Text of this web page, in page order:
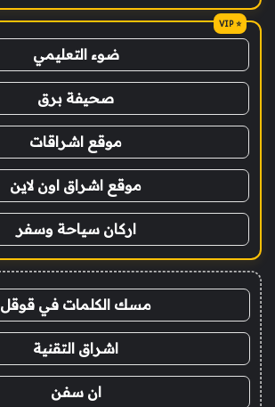
ضوء التعليمي
صحيفة برق
موقع اشراقات
موقع اشراق اون لاين
اركان سياحة وسفر
مسك الكلمات في قوقل
اشراق التقنية
ان سفن